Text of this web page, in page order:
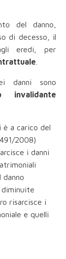
del danno,
di decesso, il
eredi, per
danni sono
invalidante
è a carico del
2008)
i danni
danno
diminuite
risarcisce i
e quelli